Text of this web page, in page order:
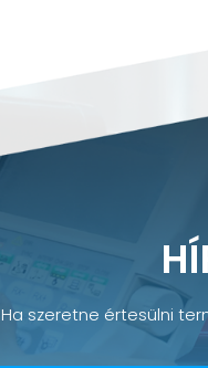
Ha szeretne értesülni